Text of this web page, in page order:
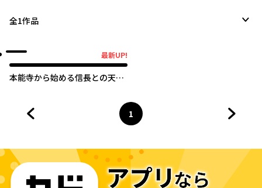
全1作品
最新UP!
本能寺から始める信長との天下
ページ
1
へ